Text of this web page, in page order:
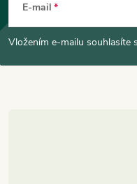
u
p
a
E-mail
Vložením e-mailu souhlasíte s